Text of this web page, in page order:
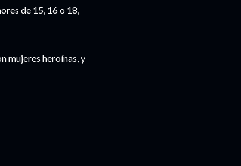
de 15, 16 o 18,
mujeres heroínas, y